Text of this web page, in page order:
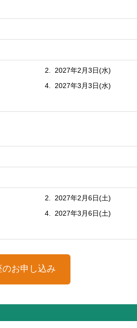
2027年2月3日(水)
2027年3月3日(水)
2027年2月6日(土)
2027年3月6日(土)
のお申し込み